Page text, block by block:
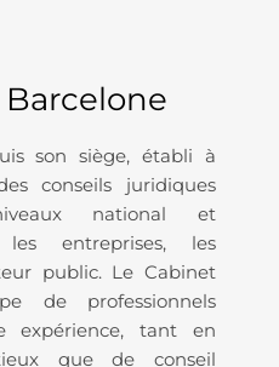
son siège, établi à
conseils juridiques
national et
entreprises, les
public. Le Cabinet
de professionnels
expérience, tant en
que de conseil